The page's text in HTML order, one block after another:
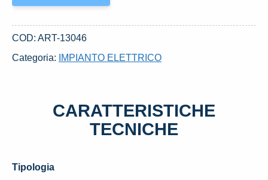
COD: ART-13046
Categoria:
IMPIANTO ELETTRICO
CARATTERISTICHE
TECNICHE
Tipologia